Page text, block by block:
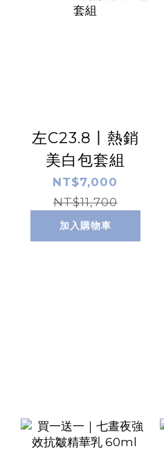
左C23.8丨熱銷
美白包套組
NT$7,000
NT$11,700
加入購物車